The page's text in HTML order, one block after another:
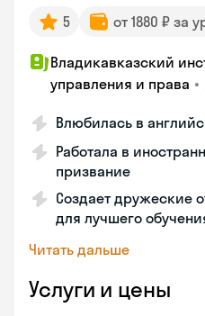
5 от 1880 ₽ за
Владикавказский
управления и права •
Влюбилась в
Работала в
призвание
Создает дружеские
для лучшего
Читать дальше
Услуги и цены